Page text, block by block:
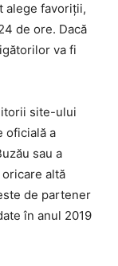
alege favoriții,
de ore. Dacă
va fi
site-ului
oficială a
sau a
altă
de partener
în anul 2019